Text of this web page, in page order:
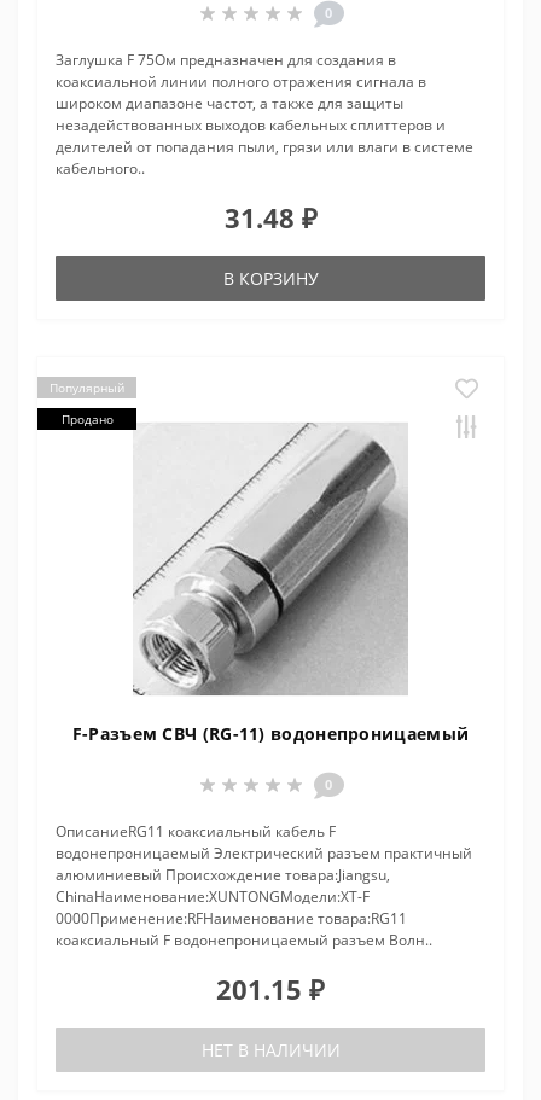
0
Заглушка F 75Ом предназначен для создания в
коаксиальной линии полного отражения сигнала в
широком диапазоне частот, а также для защиты
незадействованных выходов кабельных сплиттеров и
делителей от попадания пыли, грязи или влаги в системе
кабельного..
31.48 ₽
В КОРЗИНУ
Популярный
Продано
F-Разъем СВЧ (RG-11) водонепроницаемый
0
ОписаниеRG11 коаксиальный кабель F
водонепроницаемый Электрический разъем практичный
алюминиевый Происхождение товара:Jiangsu,
ChinaНаименование:XUNTONGМодели:XT-F
0000Применение:RFНаименование товара:RG11
коаксиальный F водонепроницаемый разъем Волн..
201.15 ₽
НЕТ В НАЛИЧИИ